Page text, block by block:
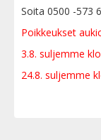
Soita 0500 -573
Poikkeukset
3.8. suljemme
24.8. suljemme